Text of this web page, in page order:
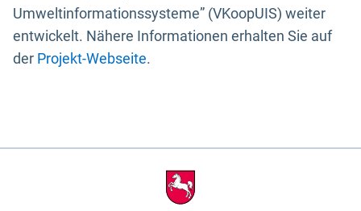
Umweltinformationssysteme” (VKoopUIS) weiter
entwickelt. Nähere Informationen erhalten Sie auf
der Projekt-Webseite.